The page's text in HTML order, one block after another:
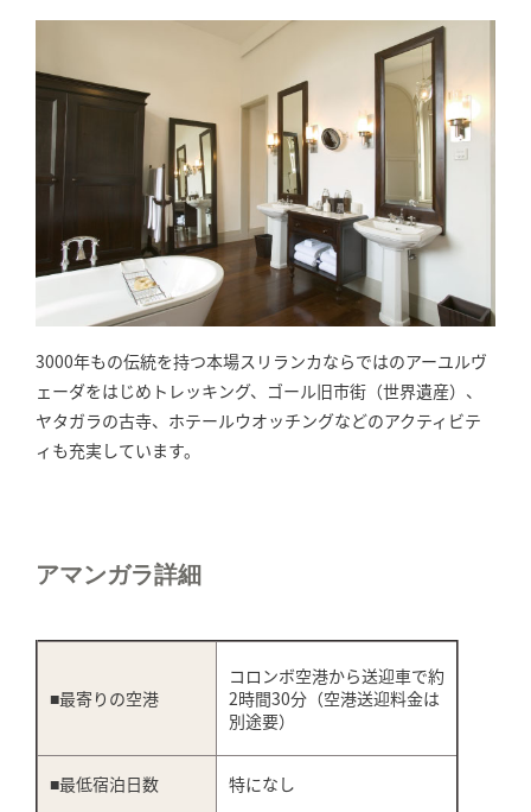
3000年もの伝統を持つ本場スリランカならではのアーユルヴ
ェーダをはじめトレッキング、ゴール旧市街（世界遺産）、
ヤタガラの古寺、ホテールウオッチングなどのアクティビテ
ィも充実しています。
アマンガラ詳細
■最寄りの空港
コロンボ空港から送迎車で約
2時間30分（空港送迎料金は
別途要）
■最低宿泊日数 特になし